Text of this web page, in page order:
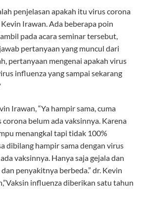
penjelasan apakah itu virus corona
Irawan. Ada beberapa poin
pada acara seminar tersebut,
pertanyaan yang muncul dari
pertanyaan mengenai apakah virus
influenza yang sampai sekarang
Irawan, “Ya hampir sama, cuma
corona belum ada vaksinnya. Karena
menangkal tapi tidak 100%
dibilang hampir sama dengan virus
vaksinnya. Hanya saja gejala dan
penyakitnya berbeda.” dr. Kevin
influenza diberikan satu tahun